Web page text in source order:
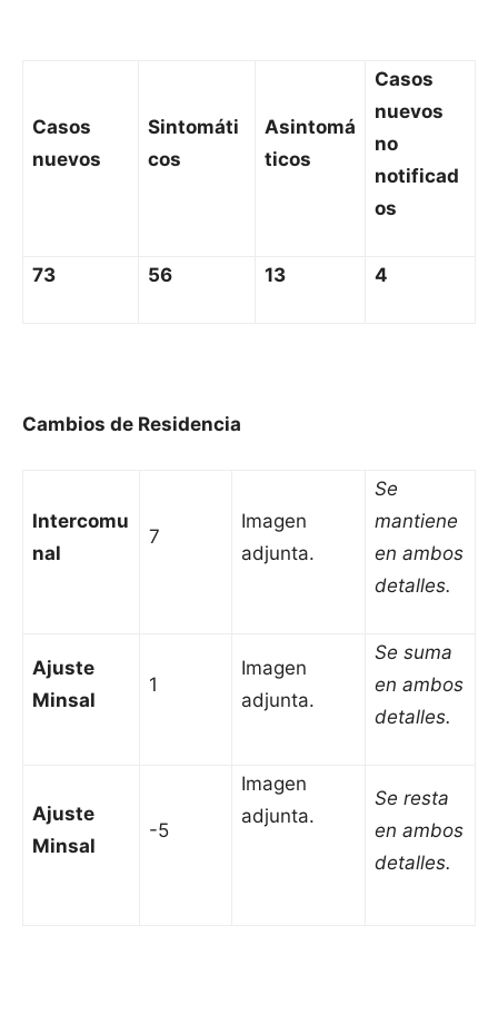
Casos
nuevos
Sintomáti
cos
Asintomá
ticos
Casos
nuevos
no
notificad
os
73 56 13 4
Cambios de Residencia
Intercomu
nal
7
Imagen
adjunta.
Se
mantiene
en ambos
detalles.
Ajuste
Minsal
1
Imagen
adjunta.
Se suma
en ambos
detalles.
Ajuste
Minsal
-5
Imagen
adjunta.
Se resta
en ambos
detalles.